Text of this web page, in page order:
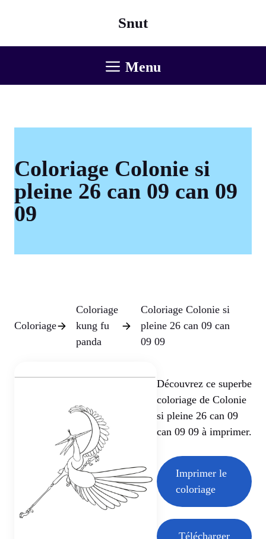
Snut
Menu
Coloriage Colonie si
pleine 26 can 09 can 09
09
Coloriage
Coloriage
kung fu
panda
Coloriage Colonie si
pleine 26 can 09 can
09 09
Découvrez ce superbe
coloriage de Colonie
si pleine 26 can 09
can 09 09 à imprimer.
Imprimer le
coloriage
Télécharger